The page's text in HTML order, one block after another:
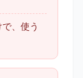
、使う